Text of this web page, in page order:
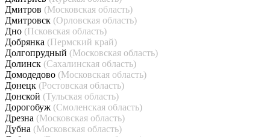
Дмитров (Московская область)
Дмитровск (Орловская область)
Дно (Псковская область)
Добрянка (Пермский край)
Долгопрудный (Московская область)
Долинск (Сахалинская область)
Домодедово (Московская область)
Донецк (Ростовская область)
Донской (Тульская область)
Дорогобуж (Смоленская область)
Дрезна (Московская область)
Дубна (Московская область)